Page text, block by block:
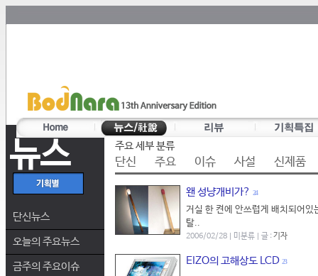
뉴스
단신뉴스
오늘의 주요뉴스
금주의 주요이슈
주요 세부 분류
단신 주요 이슈 사설 신제품
왠 성냥개비가? 24
거실 한 켠에 안쓰럽게 배치되어
탈..
2006/02/28 | 미분류 | 글 :기자
EIZO의 고해상도 LCD 23